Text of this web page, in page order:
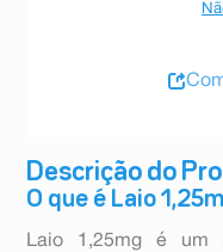
Descrição do
O que é Laio
Laio 1,25mg é um